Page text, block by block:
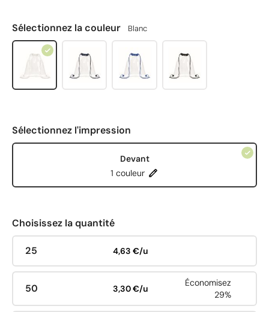
Sélectionnez la couleur Blanc
Sélectionnez l'impression
Devant
1 couleur
Choisissez la quantité
25 4,63 €/u
50 3,30 €/u
Économisez
29%